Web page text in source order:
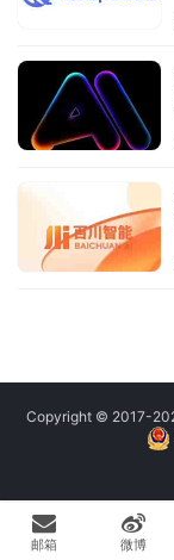
Copyright © 2017-
邮箱 微博